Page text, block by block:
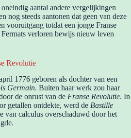
aantal andere vergelijkingen
nog steeds aantonen dat geen van deze
vooruitgang totdat een jonge Franse
verloren bewijs nieuw leven
Revolutie
1776 geboren als dochter van een
Germain. Buiten haar werk zou haar
de onrust van de Franse Revolutie. In
getallen ontdekte, werd de Bastille
van calculus overschaduwd door het